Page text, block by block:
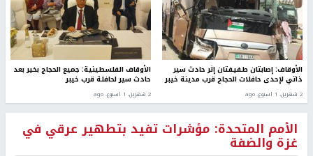
الأوقاف: إصابتان طفيفتان إثر حادث سير
ذاتي لإحدى حافلات الحجاج قرب مدينة خيبر
2 شهرين، 1 اسبوع. ago
الأوقاف الفلسطينية: جميع الحجاج بخير بعد
حادث سير لحافلة قرب خيبر
2 شهرين، 1 اسبوع. ago
الأمم المتحدة: مؤشرات تفيد بتطهير عرقي في
غزة والضفة